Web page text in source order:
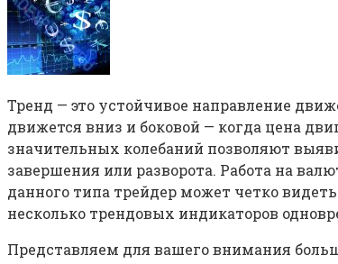
Тренд — это устойчивое направление
движется вниз и боковой — когда цена
значительных колебаний позволяют
завершения или разворота. Работа на
данного типа трейдер может четко
несколько трендовых индикаторов
Представляем для вашего внимания